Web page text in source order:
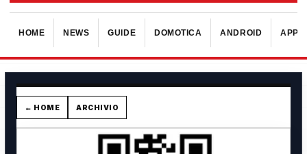
HOME NEWS GUIDE DOMOTICA ANDROID
← HOME ARCHIVIO